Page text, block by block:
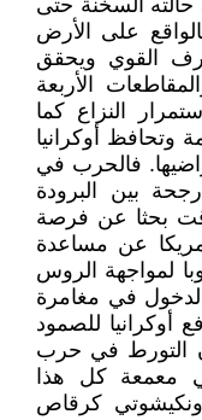
السخنة حتى
على الأرض
القوي ويحقق
الأربعة
النزاع كما
وتحافظ أوكرانيا
فالحرب في
بين البرودة
بحثا عن فرصة
عن مساعدة
لمواجهة الروس
في مغامرة
أوكرانيا للصمود
التورط في حرب
معمعة كل هذا
كرقاص